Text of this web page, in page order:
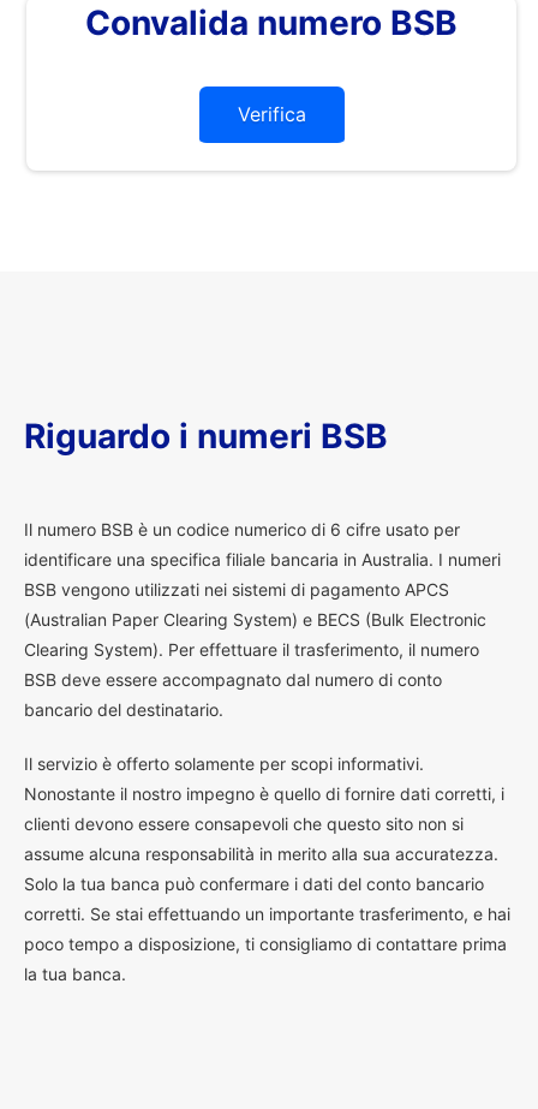
Convalida numero BSB
Verifica
Riguardo i numeri BSB
Il numero BSB è un codice numerico di 6 cifre usato per
identificare una specifica filiale bancaria in Australia. I numeri
BSB vengono utilizzati nei sistemi di pagamento APCS
(Australian Paper Clearing System) e BECS (Bulk Electronic
Clearing System). Per effettuare il trasferimento, il numero
BSB deve essere accompagnato dal numero di conto
bancario del destinatario.
Il servizio è offerto solamente per scopi informativi.
Nonostante il nostro impegno è quello di fornire dati corretti, i
clienti devono essere consapevoli che questo sito non si
assume alcuna responsabilità in merito alla sua accuratezza.
Solo la tua banca può confermare i dati del conto bancario
corretti. Se stai effettuando un importante trasferimento, e hai
poco tempo a disposizione, ti consigliamo di contattare prima
la tua banca.